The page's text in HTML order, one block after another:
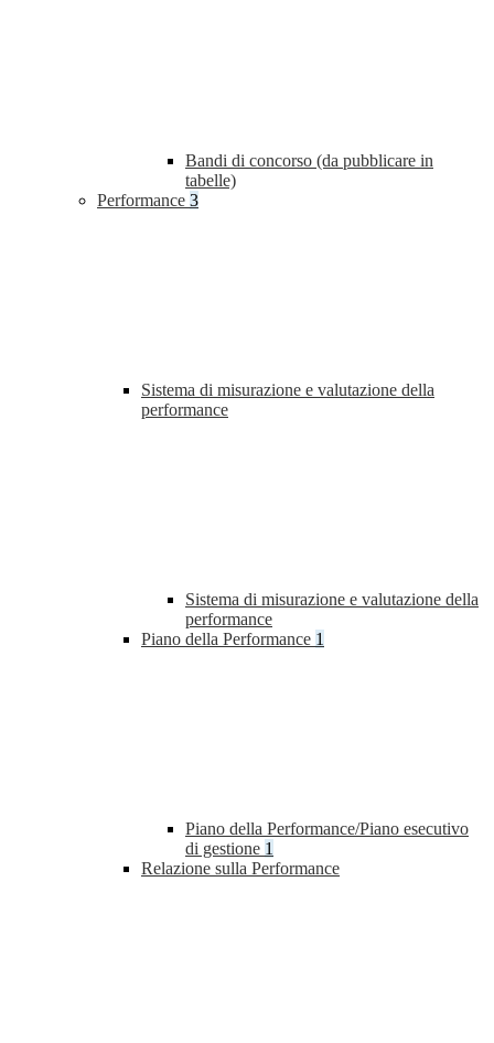
Bandi di concorso (da pubblicare in
tabelle)
Performance 3
Sistema di misurazione e valutazione della
performance
Sistema di misurazione e valutazione della
performance
Piano della Performance 1
Piano della Performance/Piano esecutivo
di gestione 1
Relazione sulla Performance